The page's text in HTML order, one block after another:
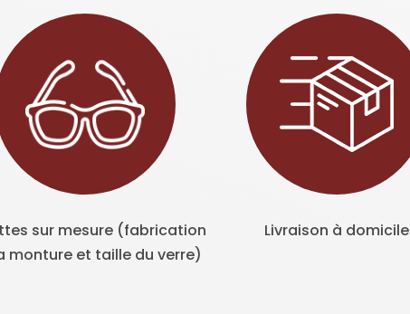
sur mesure (fabrication
monture et taille du verre)
Livraison à domicile